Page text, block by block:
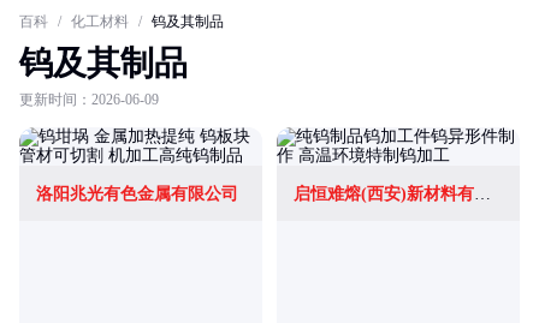
百科 / 化工材料 / 钨及其制品
钨及其制品
更新时间：2026-06-09
洛阳兆光有色金属有限公司 启恒难熔(西安)新材料有限公司